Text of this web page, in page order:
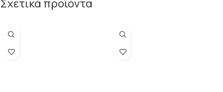
Σχετικά προϊόντα